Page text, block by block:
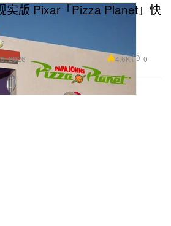
实版 Pixar「Pizza Planet」快
2026 4.6K 0